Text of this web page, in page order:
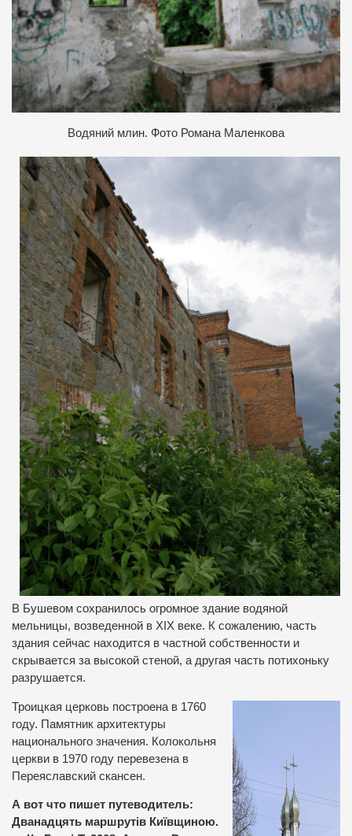
Водяний млин. Фото Романа Маленкова
В Бушевом сохранилось огромное здание водяной
мельницы, возведенной в XIX веке. К сожалению, часть
здания сейчас находится в частной собственности и
скрывается за высокой стеной, а другая часть потихоньку
разрушается.
Троицкая церковь построена в 1760
году. Памятник архитектуры
национального значения. Колокольня
церкви в 1970 году перевезена в
Переяславский скансен.
А вот что пишет путеводитель:
Дванадцять маршрутів Київщиною.